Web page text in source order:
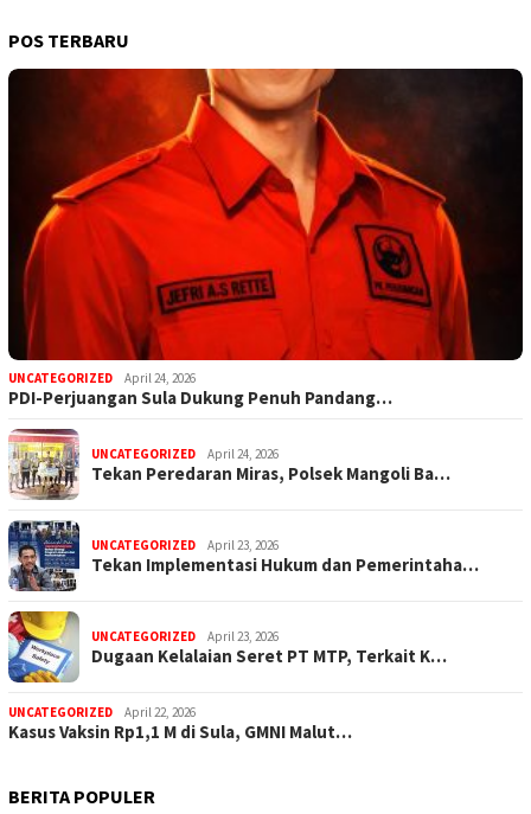
POS TERBARU
UNCATEGORIZED April 24, 2026
PDI-Perjuangan Sula Dukung Penuh Pandang…
UNCATEGORIZED April 24, 2026
Tekan Peredaran Miras, Polsek Mangoli Ba…
UNCATEGORIZED April 23, 2026
Tekan Implementasi Hukum dan Pemerintaha…
UNCATEGORIZED April 23, 2026
Dugaan Kelalaian Seret PT MTP, Terkait K…
UNCATEGORIZED April 22, 2026
Kasus Vaksin Rp1,1 M di Sula, GMNI Malut…
BERITA POPULER